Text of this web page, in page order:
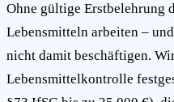
Ohne gültige Erstbelehrung
Lebensmitteln arbeiten –
nicht damit beschäftigen.
Lebensmittelkontrolle